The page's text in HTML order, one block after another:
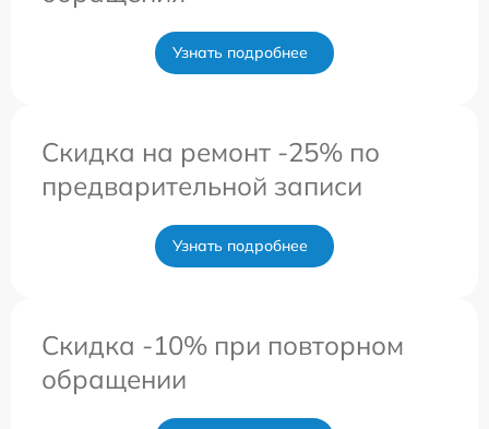
Узнать подробнее
Скидка на ремонт -25% по
предварительной записи
Узнать подробнее
Скидка -10% при повторном
обращении